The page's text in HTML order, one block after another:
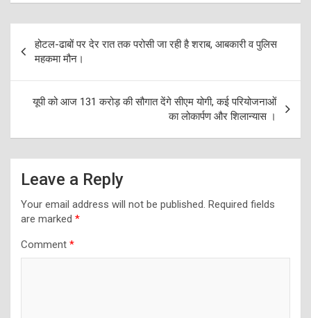
Post
navigation
होटल-ढाबों पर देर रात तक परोसी जा रही है शराब, आबकारी व पुलिस
महकमा मौन।
यूपी को आज 131 करोड़ की सौगात देंगे सीएम योगी, कई परियोजनाओं
का लोकार्पण और शिलान्यास ।
Leave a Reply
Your email address will not be published. Required fields
are marked *
Comment *